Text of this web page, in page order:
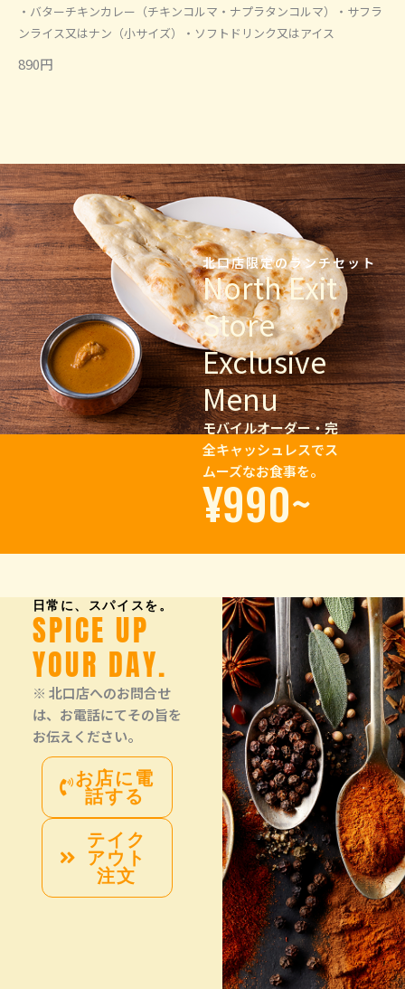
・バターチキンカレー（チキンコルマ・ナプラタンコルマ）・サフラ
ンライス又はナン（小サイズ）・ソフトドリンク又はアイス
890円
北口店限定のランチセット
North Exit
Store
Exclusive
Menu
モバイルオーダー・完
全キャッシュレスでス
ムーズなお食事を。
¥990~
日常に、スパイスを。
SPICE UP
YOUR DAY.
※ 北口店へのお問合せ
は、お電話にてその旨を
お伝えください。
お店に電
話する
テイク
アウト
注文